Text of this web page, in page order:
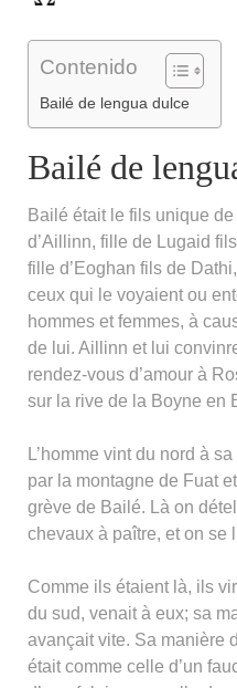
Contenido
Bailé de lengua dulce
Bailé de
Bailé était le fils unique
d’Aillinn, fille de Lugaid
fille d’Eoghan fils de
ceux qui le voyaient ou
hommes et femmes, à
de lui. Aillinn et lui
rendez-vous d’amour à
sur la rive de la Boyne en
L’homme vint du nord à
par la montagne de Fuat
grève de Bailé. Là on
chevaux à paître, et on se
Comme ils étaient là, ils
du sud, venait à eux; sa
avançait vite. Sa manière
était comme celle d’un